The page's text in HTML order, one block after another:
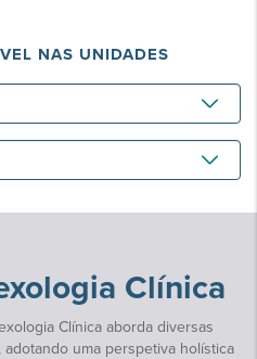
NAS UNIDADES
Clínica
Clínica aborda diversas
uma perspetiva holística